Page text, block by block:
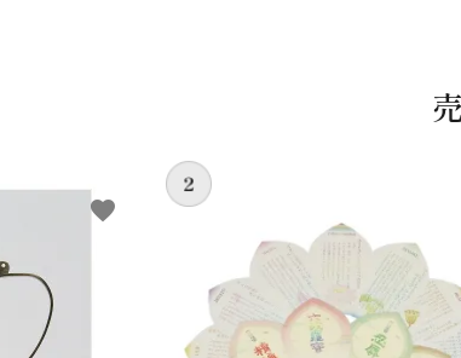
favorite